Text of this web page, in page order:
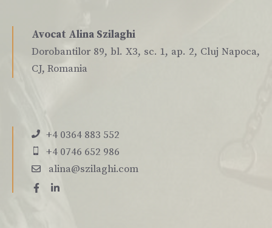
Avocat Alina Szilaghi
Dorobantilor 89, bl. X3, sc. 1, ap. 2, Cluj Napoca,
CJ, Romania
+4 0364 883 552
+4 0746 652 986
alina@szilaghi.com